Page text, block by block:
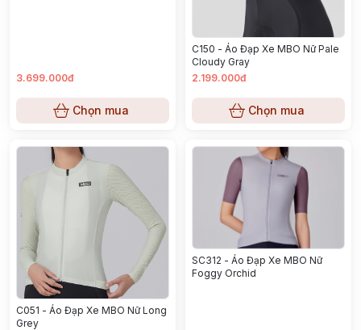
3.699.000đ
Chọn mua
C150 - Áo Đạp Xe MBO Nữ Pale
Cloudy Gray
2.199.000đ
Chọn mua
C051 - Áo Đạp Xe MBO Nữ Long
Grey
SC312 - Áo Đạp Xe MBO Nữ
Foggy Orchid